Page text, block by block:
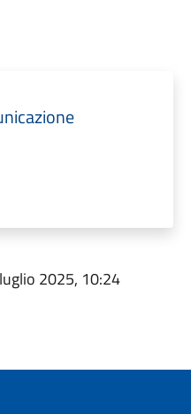
2025, 10:24